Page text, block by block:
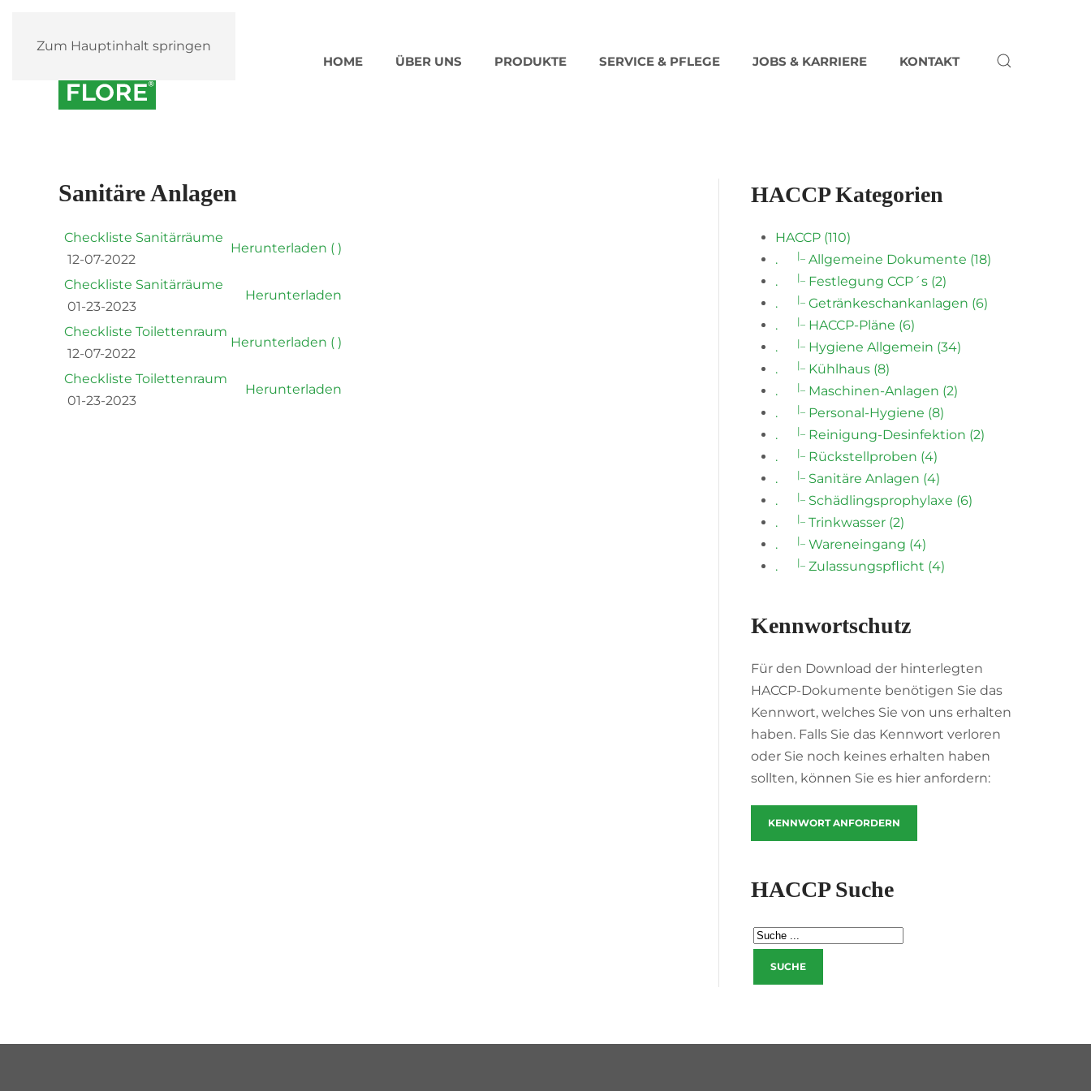
Zum Hauptinhalt springen
HOME
ÜBER UNS PRODUKTE SERVICE & PFLEGE JOBS & KARRIERE KONTAKT
Sanitäre Anlagen
Checkliste Sanitärräume
12-07-2022
Herunterladen ( )
Checkliste Sanitärräume
01-23-2023
Herunterladen
Checkliste Toilettenraum
12-07-2022
Herunterladen ( )
Checkliste Toilettenraum
01-23-2023
Herunterladen
HACCP Kategorien
HACCP (110)
.
|_
Allgemeine Dokumente (18)
.
|_
Festlegung CCP´s (2)
.
|_
Getränkeschankanlagen (6)
.
|_
HACCP-Pläne (6)
.
|_
Hygiene Allgemein (34)
.
|_
Kühlhaus (8)
.
|_
Maschinen-Anlagen (2)
.
|_
Personal-Hygiene (8)
.
|_
Reinigung-Desinfektion (2)
.
|_
Rückstellproben (4)
.
|_
Sanitäre Anlagen (4)
.
|_
Schädlingsprophylaxe (6)
.
|_
Trinkwasser (2)
.
|_
Wareneingang (4)
.
|_ Zulassungspflicht (4)
Kennwortschutz
Für den Download der hinterlegten
HACCP-Dokumente benötigen Sie das
Kennwort, welches Sie von uns erhalten
haben. Falls Sie das Kennwort verloren
oder Sie noch keines erhalten haben
sollten, können Sie es hier anfordern:
KENNWORT ANFORDERN
HACCP Suche